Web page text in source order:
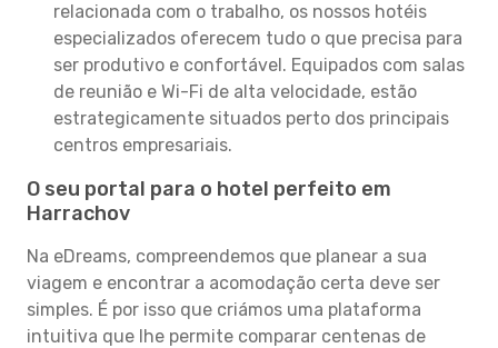
relacionada com o trabalho, os nossos hotéis
especializados oferecem tudo o que precisa para
ser produtivo e confortável. Equipados com salas
de reunião e Wi-Fi de alta velocidade, estão
estrategicamente situados perto dos principais
centros empresariais.
O seu portal para o hotel perfeito em
Harrachov
Na eDreams, compreendemos que planear a sua
viagem e encontrar a acomodação certa deve ser
simples. É por isso que criámos uma plataforma
intuitiva que lhe permite comparar centenas de